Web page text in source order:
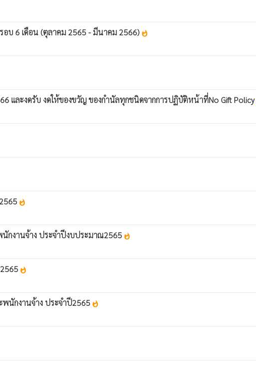
อบ 6 เดือน (ตุลาคม 2565 - มีนาคม 2566) whatshot
และงดรับ งดให้ของขวัญ ของกำนัลทุกชนิดจากการปฏิบัติหน้าที่No Gift Policy
whatshot
กงานจ้าง ประจำปีงบประมาณ2565 whatshot
whatshot
นักงานจ้าง ประจำปี2565 whatshot